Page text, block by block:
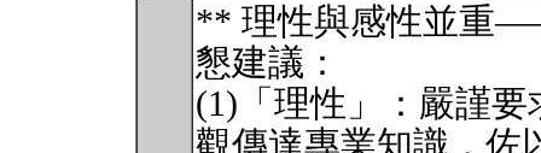
** 理性與感性並重
懇建議：
(1)「理性」：嚴謹
觀傳達專業知識，佐